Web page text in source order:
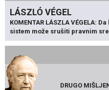
LÁSZLÓ VÉGEL
KOMENTAR LÁSZLA VÉGELA:
sistem može srušiti pravnim
DRUGO